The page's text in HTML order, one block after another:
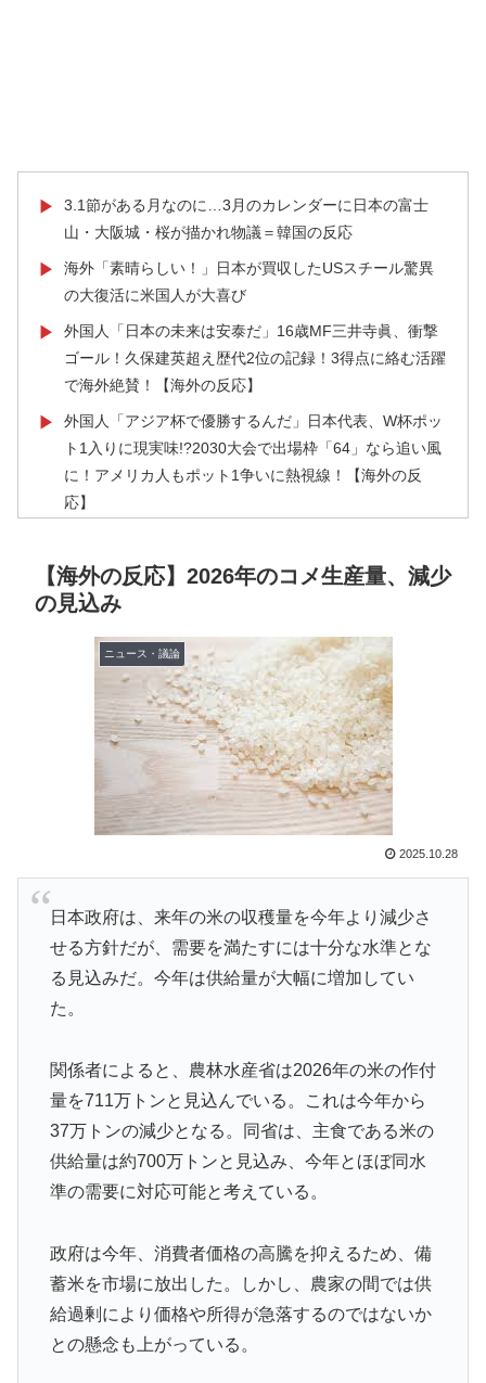
▶
3.1節がある月なのに…3月のカレンダーに日本の富士
山・大阪城・桜が描かれ物議＝韓国の反応
▶
海外「素晴らしい！」日本が買収したUSスチール驚異
の大復活に米国人が大喜び
▶
外国人「日本の未来は安泰だ」16歳MF三井寺眞、衝撃
ゴール！久保建英超え歴代2位の記録！3得点に絡む活躍
で海外絶賛！【海外の反応】
▶
外国人「アジア杯で優勝するんだ」日本代表、W杯ポッ
ト1入りに現実味!?2030大会で出場枠「64」なら追い風
に！アメリカ人もポット1争いに熱視線！【海外の反
応】
海外でも凄すぎると絶賛
▶ 国際的な小咄 読者投稿 中小企業診断士めがけてよちよ
海外「2002年も審判を買収したのか！」韓国サッカー
協会による国際試合の審判買収が発覚し大騒ぎ！【海外
の反応】
日本「俺は有名な武士の家系だけど世界のみんなは先祖
に偉人っている？」
海外「日本人はなんて気高いんだ！」 英高級紙も驚愕
▶ 【海外の反応】アルゼンチン協会、FIFA会長に確固たる
支持を表明「隠す気もないんだなｗ」
▶ 韓国人「韓国サッカー協会、外国人審判に“性接待”報
道・・・」→「2002年の審判買収が事実だったの
さえ可愛くなってしまうと世界が騒然
▶ 【海外の反応】中国がAI開発の主導権を握りつつあるよ
な → 「どうせアメリカは中国製AIを規制するんだろう
な」「自動車産業と同じ道を歩んでる気がする」
▶ 【夏の風物詩】「うるさい」で消える?“盆踊り”存続の
ダンス”も
▶ 韓国人「日本がここまでの観光大国に発展した本当の理
由がこちら…」→「昔から日本は愛されてた…（ﾌﾞﾙﾌﾞ
【海外の反応】2026年のコメ生産量、減少
の見込み
ニュース・議論
2025.10.28
日本政府は、来年の米の収穫量を今年より減少さ
せる方針だが、需要を満たすには十分な水準とな
る見込みだ。今年は供給量が大幅に増加してい
た。
関係者によると、農林水産省は2026年の米の作付
量を711万トンと見込んでいる。これは今年から
37万トンの減少となる。同省は、主食である米の
供給量は約700万トンと見込み、今年とほぼ同水
準の需要に対応可能と考えている。
政府は今年、消費者価格の高騰を抑えるため、備
蓄米を市場に放出した。しかし、農家の間では供
給過剰により価格や所得が急落するのではないか
との懸念も上がっている。